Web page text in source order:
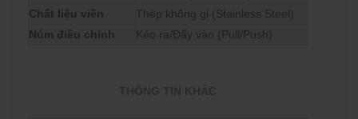
Chất liệu viền
Thép không gỉ (Stainless Steel)
Núm điều chỉnh
Kéo ra/Đẩy vào (Pull/Push)